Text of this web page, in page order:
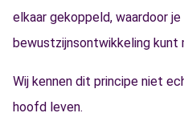
elkaar gekoppeld, waardoor
bewustzijnsontwikkeling kunt
Wij kennen dit principe niet
hoofd leven.